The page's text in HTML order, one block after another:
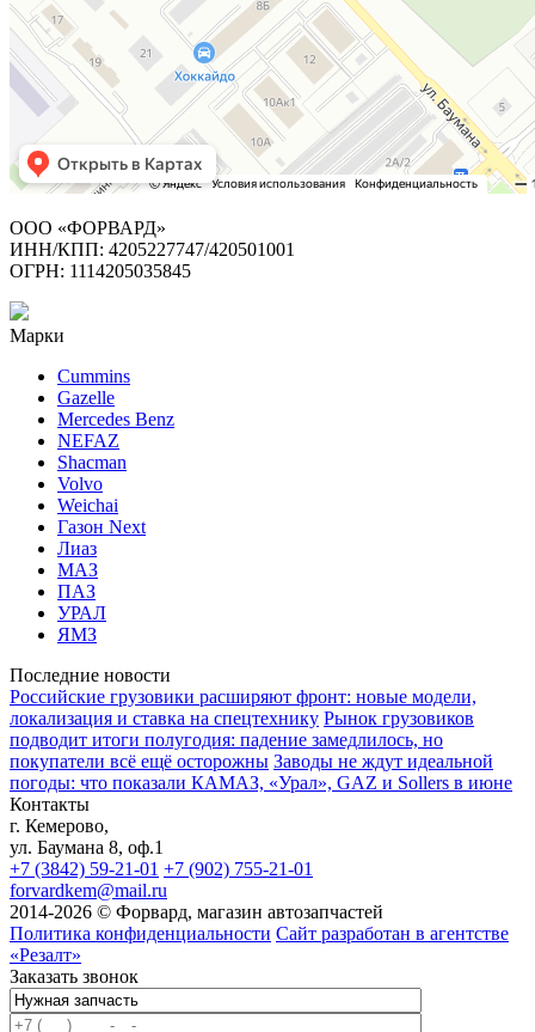
ООО «ФОРВАРД»
ИНН/КПП: 4205227747/420501001
ОГРН: 1114205035845
Марки
Cummins
Gazelle
Mercedes Benz
NEFAZ
Shacman
Volvo
Weichai
Газон Next
Лиаз
МАЗ
ПАЗ
УРАЛ
ЯМЗ
Последние новости
Российские грузовики расширяют фронт: новые модели,
локализация и ставка на спецтехнику Рынок грузовиков
подводит итоги полугодия: падение замедлилось, но
покупатели всё ещё осторожны Заводы не ждут идеальной
погоды: что показали КАМАЗ, «Урал», GAZ и Sollers в июне
Контакты
г. Кемерово,
ул. Баумана 8, оф.1
+7 (3842) 59-21-01 +7 (902) 755-21-01
forvardkem@mail.ru
2014-2026 © Форвард, магазин автозапчастей
Политика конфиденциальности Сайт разработан в агентстве
«Резалт»
Заказать звонок